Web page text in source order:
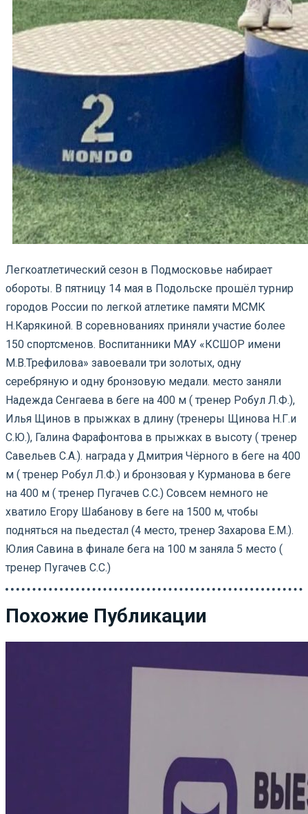
Легкоатлетический сезон в Подмосковье набирает
обороты. В пятницу 14 мая в Подольске прошёл турнир
городов России по легкой атлетике памяти МСМК
Н.Карякиной. В соревнованиях приняли участие более
150 спортсменов. Воспитанники МАУ «КСШОР имени
М.В.Трефилова» завоевали три золотых, одну
серебряную и одну бронзовую медали. место заняли
Надежда Сенгаева в беге на 400 м ( тренер Робул Л.Ф.),
Илья Щинов в прыжках в длину (тренеры Щинова Н.Г.и
С.Ю.), Галина Фарафонтова в прыжках в высоту ( тренер
Савельев С.А.). награда у Дмитрия Чёрного в беге на 400
м ( тренер Робул Л.Ф.) и бронзовая у Курманова в беге
на 400 м ( тренер Пугачев С.С.) Совсем немного не
хватило Егору Шабанову в беге на 1500 м, чтобы
подняться на пьедестал (4 место, тренер Захарова Е.М.).
Юлия Савина в финале бега на 100 м заняла 5 место (
тренер Пугачев С.С.)
Похожие Публикации